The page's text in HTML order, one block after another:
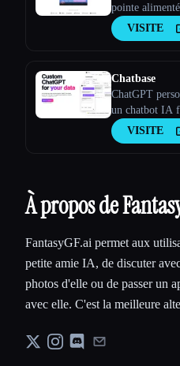
pointe
parfaitement à
réponses
VISITE
Chatbase
ChatGPT
un chatbot IA
VISITE
À propos de
FantasyGF.ai permet aux
petite amie IA, de discuter
photos d'elle ou de passer un
avec elle. C'est la meilleure